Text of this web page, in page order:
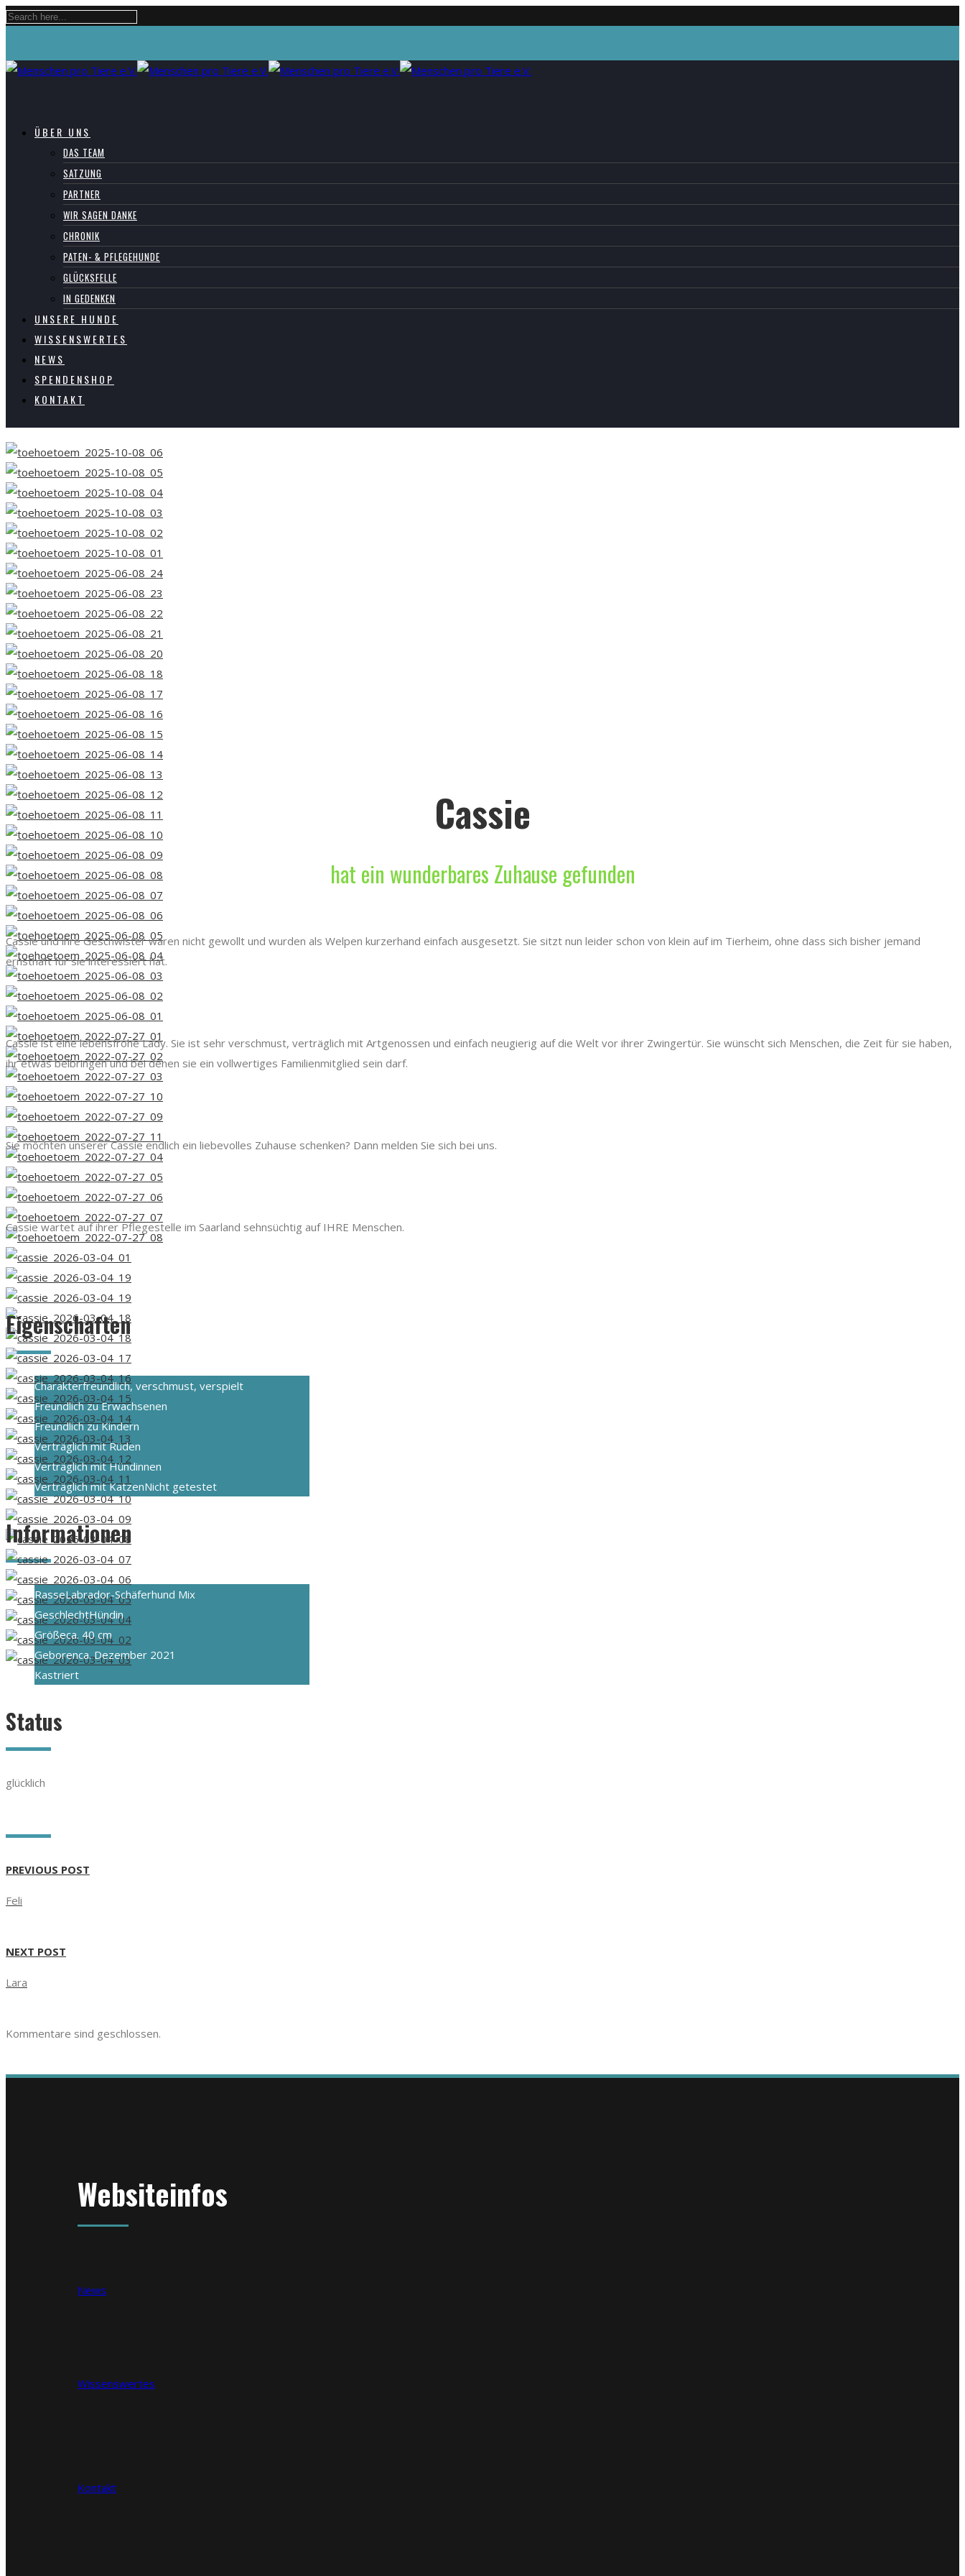
ÜBER UNS
DAS TEAM
SATZUNG
PARTNER
WIR SAGEN DANKE
CHRONIK
PATEN- & PFLEGEHUNDE
GLÜCKSFELLE
IN GEDENKEN
UNSERE HUNDE
WISSENSWERTES
NEWS
SPENDENSHOP
KONTAKT
Cassie
hat ein wunderbares Zuhause gefunden
Cassie und ihre Geschwister waren nicht gewollt und wurden als Welpen kurzerhand einfach ausgesetzt. Sie sitzt nun leider schon von klein auf im Tierheim, ohne dass sich bisher jemand
ernsthaft für sie interessiert hat.
Cassie ist eine lebensfrohe Lady. Sie ist sehr verschmust, verträglich mit Artgenossen und einfach neugierig auf die Welt vor ihrer Zwingertür. Sie wünscht sich Menschen, die Zeit für sie haben,
ihr etwas beibringen und bei denen sie ein vollwertiges Familienmitglied sein darf.
Sie möchten unserer Cassie endlich ein liebevolles Zuhause schenken? Dann melden Sie sich bei uns.
Cassie wartet auf ihrer Pflegestelle im Saarland sehnsüchtig auf IHRE Menschen.
Eigenschaften
Charakterfreundlich, verschmust, verspielt
Freundlich zu Erwachsenen
Freundlich zu Kindern
Verträglich mit Rüden
Verträglich mit Hündinnen
Verträglich mit KatzenNicht getestet
Informationen
RasseLabrador-Schäferhund Mix
GeschlechtHündin
Größeca. 40 cm
Geborenca. Dezember 2021
Kastriert
Status
glücklich
PREVIOUS POST
Feli
NEXT POST
Lara
Kommentare sind geschlossen.
Websiteinfos
News
Wissenswertes
Kontakt